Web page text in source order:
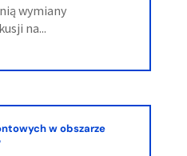
wymiany
na...
w obszarze